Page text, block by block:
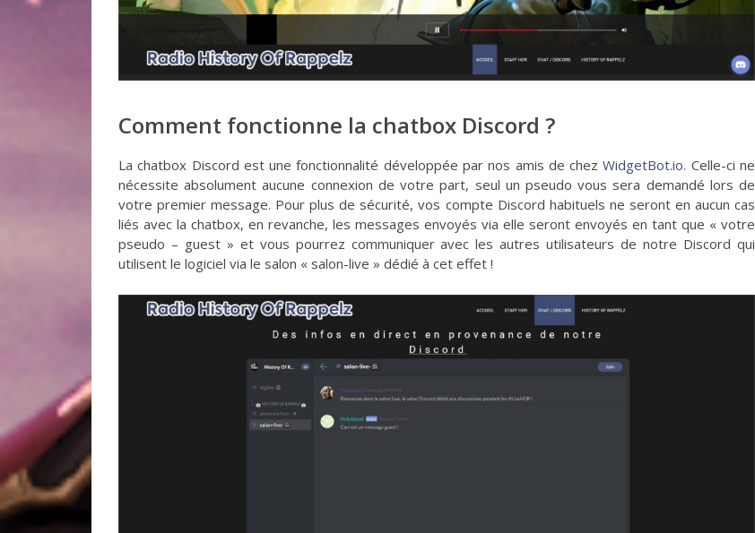
Comment fonctionne la chatbox Discord ?
La chatbox Discord est une fonctionnalité développée par nos amis de chezWidgetBot.io. Celle-ci ne
nécessite absolument aucune connexion de votre part, seul un pseudo vous sera demandé lors de
votre premier message. Pour plus de sécurité, vos compte Discord habituels ne seront en aucun cas
liés avec la chatbox, en revanche, les messages envoyés via elle seront envoyés en tant que « votre
pseudo – guest » et vous pourrez communiquer avec les autres utilisateurs de notre Discord qui
utilisent le logiciel via le salon « salon-live » dédié à cet effet !